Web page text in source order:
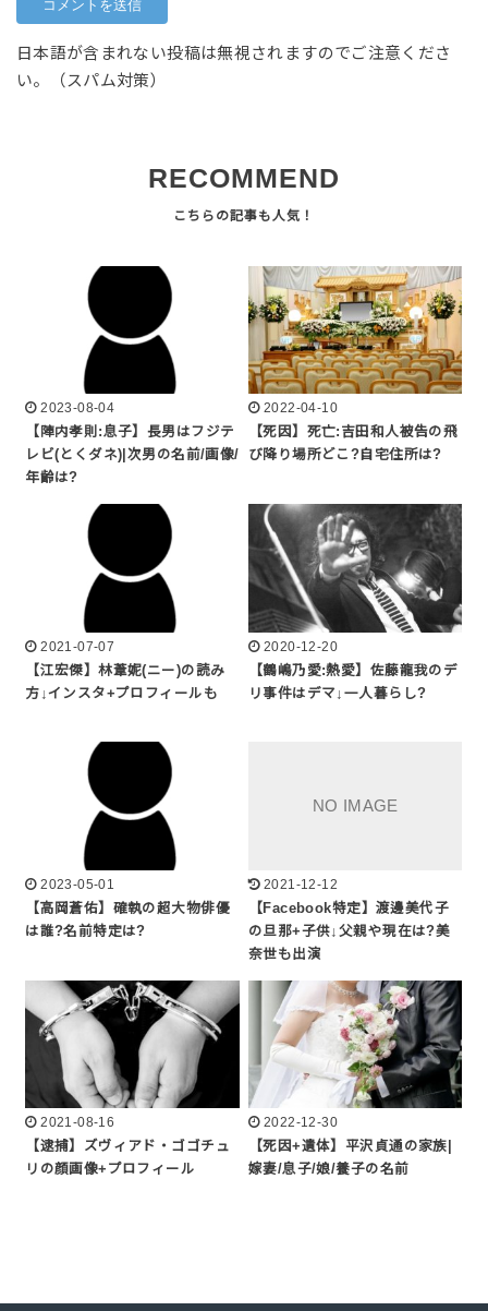
日本語が含まれない投稿は無視されますのでご注意くださ
い。（スパム対策）
RECOMMEND
2023-08-04
【陣内孝則:息子】長男はフジテ
レビ(とくダネ)|次男の名前/画像/
年齢は?
2022-04-10
【死因】死亡:吉田和人被告の飛
び降り場所どこ?自宅住所は?
2021-07-07
【江宏傑】林葦妮(ニー)の読み
方↓インスタ+プロフィールも
2020-12-20
【鶴嶋乃愛:熱愛】佐藤龍我のデ
リ事件はデマ↓一人暮らし?
2023-05-01
【高岡蒼佑】確執の超大物俳優
は誰?名前特定は?
2021-12-12
【Facebook特定】渡邊美代子
の旦那+子供↓父親や現在は?美
奈世も出演
2021-08-16
【逮捕】ズヴィアド・ゴゴチュ
リの顔画像+プロフィール
2022-12-30
【死因+遺体】平沢貞通の家族|
嫁妻/息子/娘/養子の名前